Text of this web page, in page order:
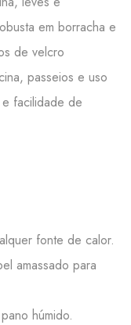
em borracha e
de velcro
passeios e uso
facilidade de
fonte de calor.
amassado para
húmido.